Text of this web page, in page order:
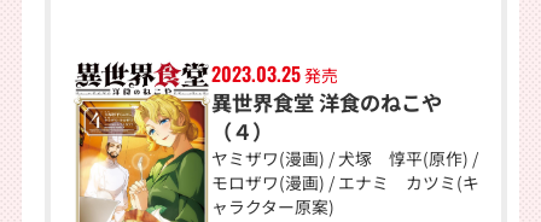
2023.03.25発売
異世界食堂 洋食のねこや
（４）
ヤミザワ(漫画) / 犬塚 惇平(原作) /
モロザワ(漫画) / エナミ カツミ(キ
ャラクター原案)